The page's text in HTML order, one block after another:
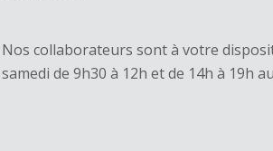
Nos collaborateurs sont à votre
samedi de 9h30 à 12h et de 14h à 19h